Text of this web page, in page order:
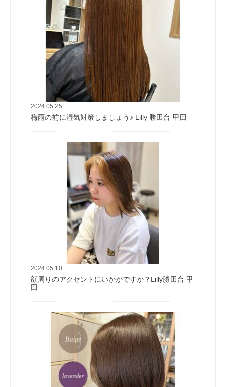
2024.05.25
梅雨の前に湿気対策しましょう♪ Lilly 勝田台 甲田
2024.05.10
顔周りのアクセントにいかがですか？Lilly勝田台 甲
田